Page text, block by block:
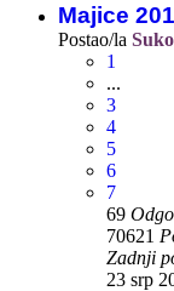
Majice
Postao/la Suko
1
...
3
4
5
6
7
69
70621
Zadnji
23 srp